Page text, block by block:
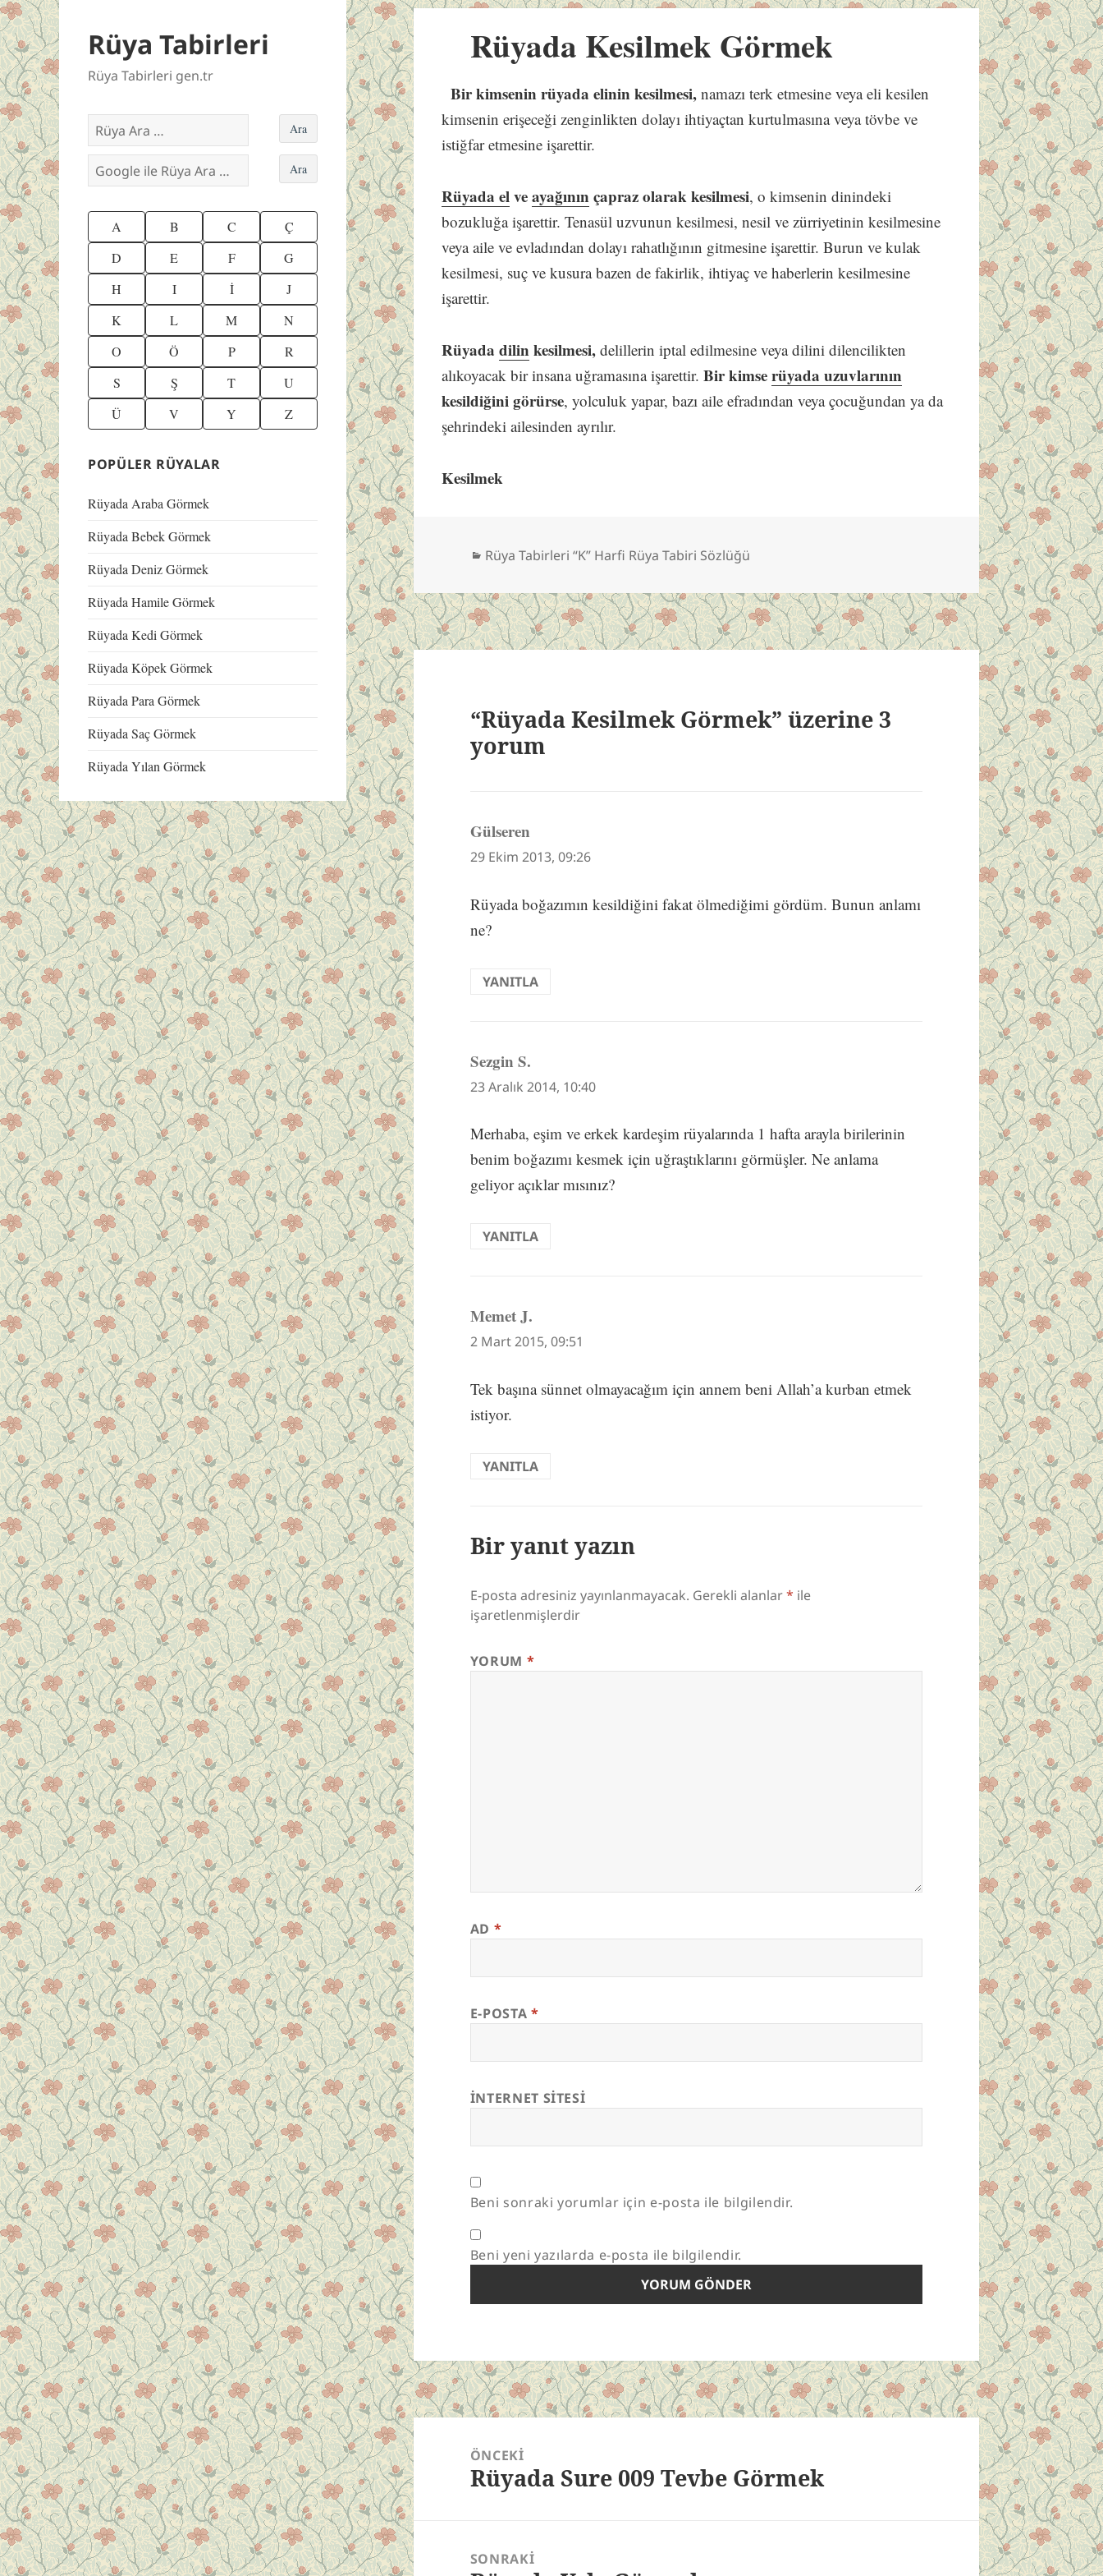
Rüya Tabirleri
Rüya Tabirleri gen.tr
A B C
Ç
D
E F
G
H
I İ
J
K
L M
N
O
Ö P
R
S
Ş T
U
Ü
V Y Z
POPÜLER RÜYALAR
Rüyada Araba Görmek
Rüyada Bebek Görmek
Rüyada Deniz Görmek
Rüyada Hamile Görmek
Rüyada Kedi Görmek
Rüyada Köpek Görmek
Rüyada Para Görmek
Rüyada Saç Görmek
Rüyada Yılan Görmek
Rüyada Kesilmek Görmek
Bir kimsenin rüyada elinin kesilmesi, namazı terk etmesine veya eli kesilen
kimsenin erişeceği zenginlikten dolayı ihtiyaçtan kurtulmasına veya tövbe ve
istiğfar etmesine işarettir.
Rüyada elveayağınınçapraz olarak kesilmesi, o kimsenin dinindeki
bozukluğa işarettir. Tenasül uzvunun kesilmesi, nesil ve zürriyetinin kesilmesine
veya aile ve evladından dolayı rahatlığının gitmesine işarettir. Burun ve kulak
kesilmesi, suç ve kusura bazen de fakirlik, ihtiyaç ve haberlerin kesilmesine
işarettir.
Rüyadadilinkesilmesi, delillerin iptal edilmesine veya dilini dilencilikten
alıkoyacak bir insana uğramasına işarettir.Bir kimserüyada uzuvlarının
kesildiğini görürse, yolculuk yapar, bazı aile efradından veya çocuğundan ya da
şehrindeki ailesinden ayrılır.
Kesilmek
Kategoriler
Rüya Tabirleri “K” Harfi Rüya Tabiri Sözlüğü
“Rüyada Kesilmek Görmek” üzerine 3
yorum
Gülseren
ki:
29 Ekim 2013, 09:26
Rüyada boğazımın kesildiğini fakat ölmediğimi gördüm. Bunun anlamı
ne?
YANITLA
Sezgin S.
ki:
23 Aralık 2014, 10:40
Merhaba, eşim ve erkek kardeşim rüyalarında 1 hafta arayla birilerinin
benim boğazımı kesmek için uğraştıklarını görmüşler. Ne anlama
geliyor açıklar mısınız?
YANITLA
Memet J.
ki:
2 Mart 2015, 09:51
Tek başına sünnet olmayacağım için annem beni Allah’a kurban etmek
istiyor.
YANITLA
Bir yanıt yazın
E-posta adresiniz yayınlanmayacak. Gerekli alanlar* ile
işaretlenmişlerdir
YORUM *
AD *
E-POSTA *
İNTERNET SITESI
Beni sonraki yorumlar için e-posta ile bilgilendir.
Beni yeni yazılarda e-posta ile bilgilendir.
Yazı
gezinmesiÖNCEKI
Önceki
Rüyada Sure 009 Tevbe Görmek
SONRAKI